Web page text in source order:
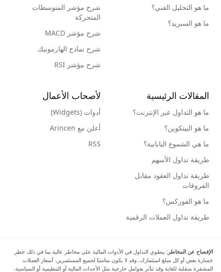
ما هو التحليل الفني؟
ما هو السبريد؟
شرح مؤشر المتوسطات
المتحركة
شرح مؤشر MACD
شرح نماذج الهارمونيك
شرح مؤشر RSI
المقالات الرئيسية
ما هو التداول عبر الإنترنت؟
ما هو البيتكوين؟
ما هي الشموع اليابانية؟
طريقة تداول الأسهم
طريقة تداول العقود مقابل
الفروقات
ما هو الفوركس؟
طريقة تداول العملات الرقمية
لأصحاب الأعمال
أدوات (Widgets)
أعلن مع Arincen
RSS
الإفصاح عن المخاطر: ينطوي التداول في الأدوات المالية على مخاطر عالية بما في ذلك خطر
خسارة بعض أو كل مبلغ استثمارك، وقد لا يكون مناسبًا لجميع المستثمرين. أسعار العملات
المشفرة متقلبة للغاية وقد تتأثر بعوامل خارجية مثل الأحداث المالية أو التنظيمية أو السياسية.